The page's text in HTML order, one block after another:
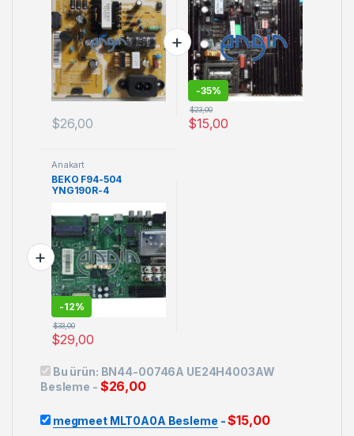
$26,00
-35%
$15,00
$23,00
Anakart
BEKO F94-504
YNG190R-4
-12%
$29,00
$33,00
Bu ürün: BN44-00746A UE24H4003AW
Besleme - $26,00
megmeet MLT0A0A Besleme -$15,00